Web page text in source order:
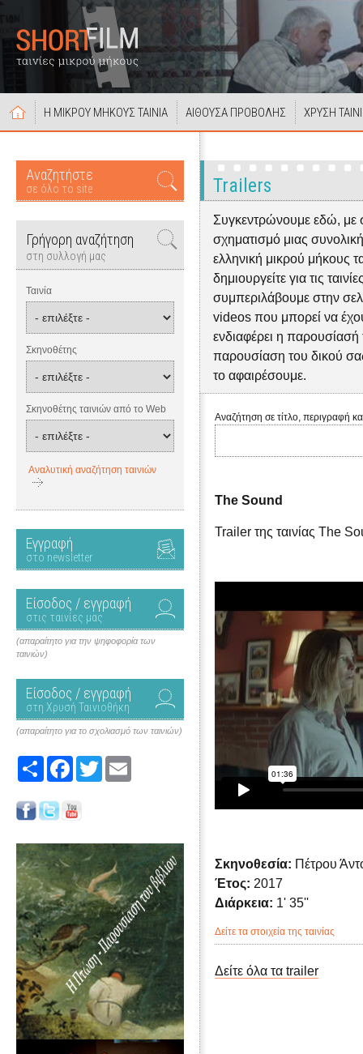
Η ΜΙΚΡΟΥ ΜΗΚΟΥΣ ΤΑΙΝΙΑ ΑΙΘΟΥΣΑ ΠΡΟΒΟΛΗΣ ΧΡΥΣΗ
Αναζητήστε
σε όλο το site
Γρήγορη αναζήτηση
στη συλλογή μας
Ταινία
Σκηνοθέτης
Σκηνοθέτης ταινιών από το Web
Αναλυτική αναζήτηση ταινιών
Εγγραφή
στο newsletter
Είσοδος / εγγραφή
στις ταινίες μας
(απαραίτητο για την ψηφοφορία των
ταινιών)
Είσοδος / εγγραφή
στη Χρυσή Ταινιοθήκη
(απαραίτητο για το σχολιασμό των ταινιών)
Share FacebookTwitter
Trailers
Συγκεντρώνουμε εδώ, με
σχηματισμό μιας
ελληνική μικρού μήκους
δημιουργείτε για τις
συμπεριλάβουμε στην
videos που μπορεί να
ενδιαφέρει η παρουσίασή
παρουσίαση του δικού
το αφαιρέσουμε.
Αναζήτηση σε τίτλο, περιγραφή
The Sound
Trailer της ταινίας The
Σκηνοθεσία: Πέτρου
Έτος: 2017
Διάρκεια: 1' 35''
Δείτε τα στοιχεία της ταινίας
Δείτε όλα τα trailer